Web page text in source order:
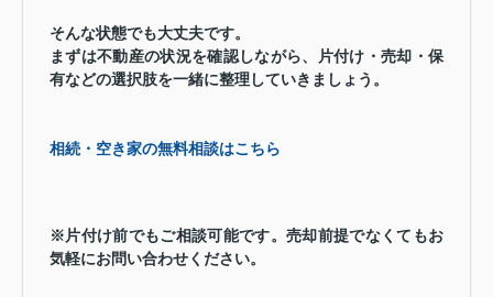
そんな状態でも大丈夫です。
まずは不動産の状況を確認しながら、片付け・売却・保
有などの選択肢を一緒に整理していきましょう。
相続・空き家の無料相談はこちら
※片付け前でもご相談可能です。売却前提でなくてもお
気軽にお問い合わせください。